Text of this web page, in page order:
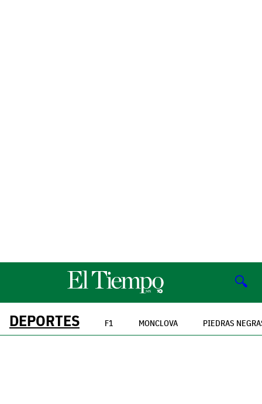
🔍
DEPORTES F1 MONCLOVA PIEDRAS